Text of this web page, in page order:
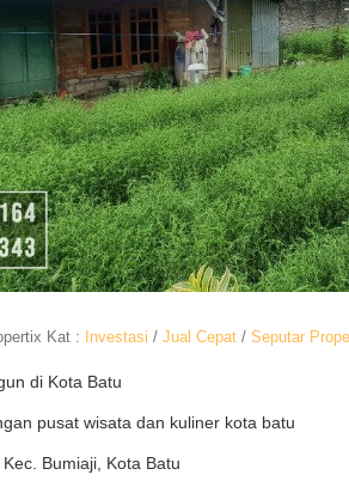
Kat : Investasi / Jual Cepat / Seputar
di Kota Batu
pusat wisata dan kuliner kota batu
Bumiaji, Kota Batu